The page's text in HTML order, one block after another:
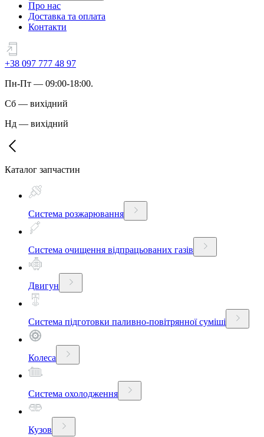
Про нас
Доставка та оплата
Контакти
+38 097 777 48 97
Пн-Пт — 09:00-18:00.
Сб — вихідний
Нд — вихідний
Каталог запчастин
Система розжарювання
Система очищення відпрацьованих газів
Двигун
Система підготовки паливно-повітрянної суміші
Колеса
Система охолодження
Кузов